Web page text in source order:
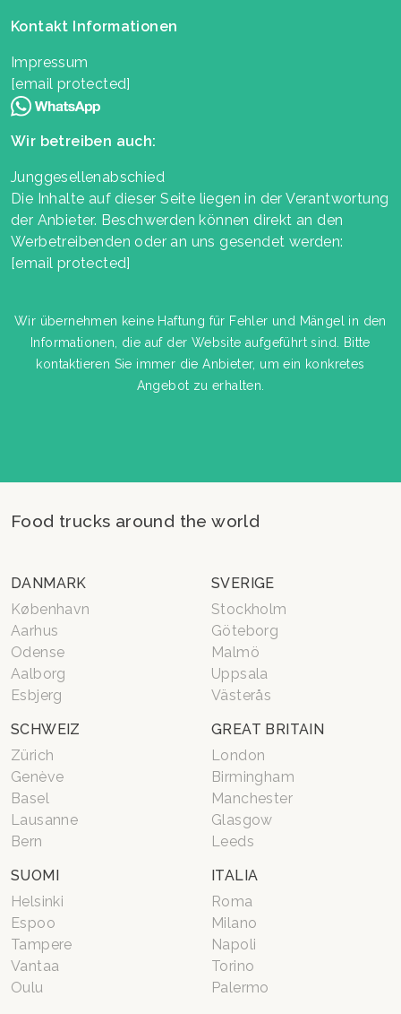
Kontakt Informationen
Impressum
[email protected]
Wir betreiben auch:
Junggesellenabschied
Die Inhalte auf dieser Seite liegen in der Verantwortung
der Anbieter. Beschwerden können direkt an den
Werbetreibenden oder an uns gesendet werden:
[email protected]
Wir übernehmen keine Haftung für Fehler und Mängel in den
Informationen, die auf der Website aufgeführt sind. Bitte
kontaktieren Sie immer die Anbieter, um ein konkretes
Angebot zu erhalten.
Food trucks around the world
DANMARK
København
Aarhus
Odense
Aalborg
Esbjerg
SVERIGE
Stockholm
Göteborg
Malmö
Uppsala
Västerås
SCHWEIZ
Zürich
Genève
Basel
Lausanne
Bern
GREAT BRITAIN
London
Birmingham
Manchester
Glasgow
Leeds
SUOMI
Helsinki
Espoo
Tampere
Vantaa
Oulu
ITALIA
Roma
Milano
Napoli
Torino
Palermo